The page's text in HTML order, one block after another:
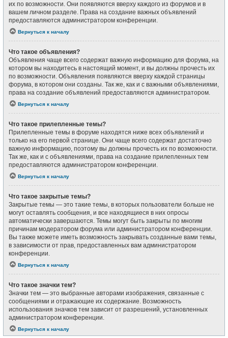
их по возможности. Они появляются вверху каждого из форумов и в
вашем личном разделе. Права на создание важных объявлений
предоставляются администратором конференции.
Вернуться к началу
Что такое объявления?
Объявления чаще всего содержат важную информацию для форума, на
котором вы находитесь в настоящий момент, и вы должны прочесть их
по возможности. Объявления появляются вверху каждой страницы
форума, в котором они созданы. Так же, как и с важными объявлениями,
права на создание объявлений предоставляются администратором.
Вернуться к началу
Что такое прилепленные темы?
Прилепленные темы в форуме находятся ниже всех объявлений и
только на его первой странице. Они чаще всего содержат достаточно
важную информацию, поэтому вы должны прочесть их по возможности.
Так же, как и с объявлениями, права на создание прилепленных тем
предоставляются администратором конференции.
Вернуться к началу
Что такое закрытые темы?
Закрытые темы — это такие темы, в которых пользователи больше не
могут оставлять сообщения, и все находящиеся в них опросы
автоматически завершаются. Темы могут быть закрыты по многим
причинам модератором форума или администратором конференции.
Вы также можете иметь возможность закрывать созданные вами темы,
в зависимости от прав, предоставленных вам администратором
конференции.
Вернуться к началу
Что такое значки тем?
Значки тем — это выбранные авторами изображения, связанные с
сообщениями и отражающие их содержание. Возможность
использования значков тем зависит от разрешений, установленных
администратором конференции.
Вернуться к началу